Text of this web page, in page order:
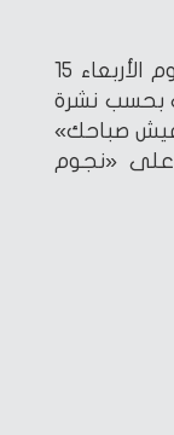
شهدت أسعار الذهب في مصر، اليوم الأربعاء 15
بحسب نشرة
صباحك»
على «نجوم